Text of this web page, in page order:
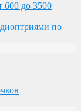
600 до 3500
по